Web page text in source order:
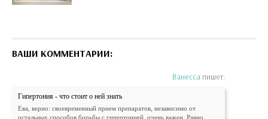
ВАШИ КОММЕНТАРИИ:
Ванесса пишет:
Гипертония - что стоит о ней знать
Ева, верно: своевременный прием препаратов, независимо от
остальных способов борьбы с гипертонией, очень важен. Равно